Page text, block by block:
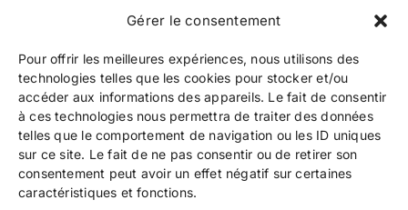
Gérer le consentement
Pour offrir les meilleures expériences, nous utilisons des
technologies telles que les cookies pour stocker et/ou
accéder aux informations des appareils. Le fait de consentir
à ces technologies nous permettra de traiter des données
telles que le comportement de navigation ou les ID uniques
sur ce site. Le fait de ne pas consentir ou de retirer son
consentement peut avoir un effet négatif sur certaines
caractéristiques et fonctions.
Copyright 2024 Bookelis –CGU–CGS–CGPPA–
Mentions légales–Politique de confidentialité–
Paiement et sécurité